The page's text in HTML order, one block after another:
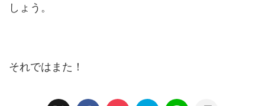
しょう。
それではまた！